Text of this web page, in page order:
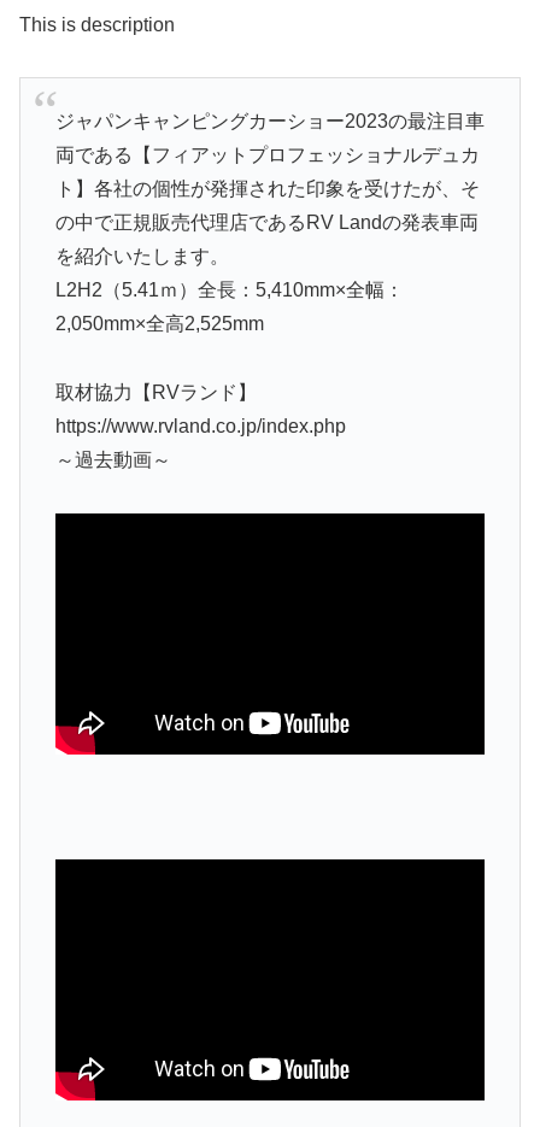
This is description
ジャパンキャンピングカーショー2023の最注目車
両である【フィアットプロフェッショナルデュカ
ト】各社の個性が発揮された印象を受けたが、そ
の中で正規販売代理店であるRV Landの発表車両
を紹介いたします。
L2H2（5.41ｍ）全長：5,410mm×全幅：
2,050mm×全高2,525mm
取材協力【RVランド】
https://www.rvland.co.jp/index.php
～過去動画～